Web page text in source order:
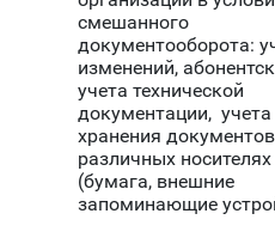
смешанного
документооборота:
изменений,
учета технической
документации, учета
хранения
различных носителях
(бумага, внешние
запоминающие